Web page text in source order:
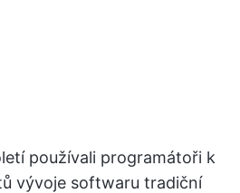
používali programátoři k
vývoje softwaru tradiční